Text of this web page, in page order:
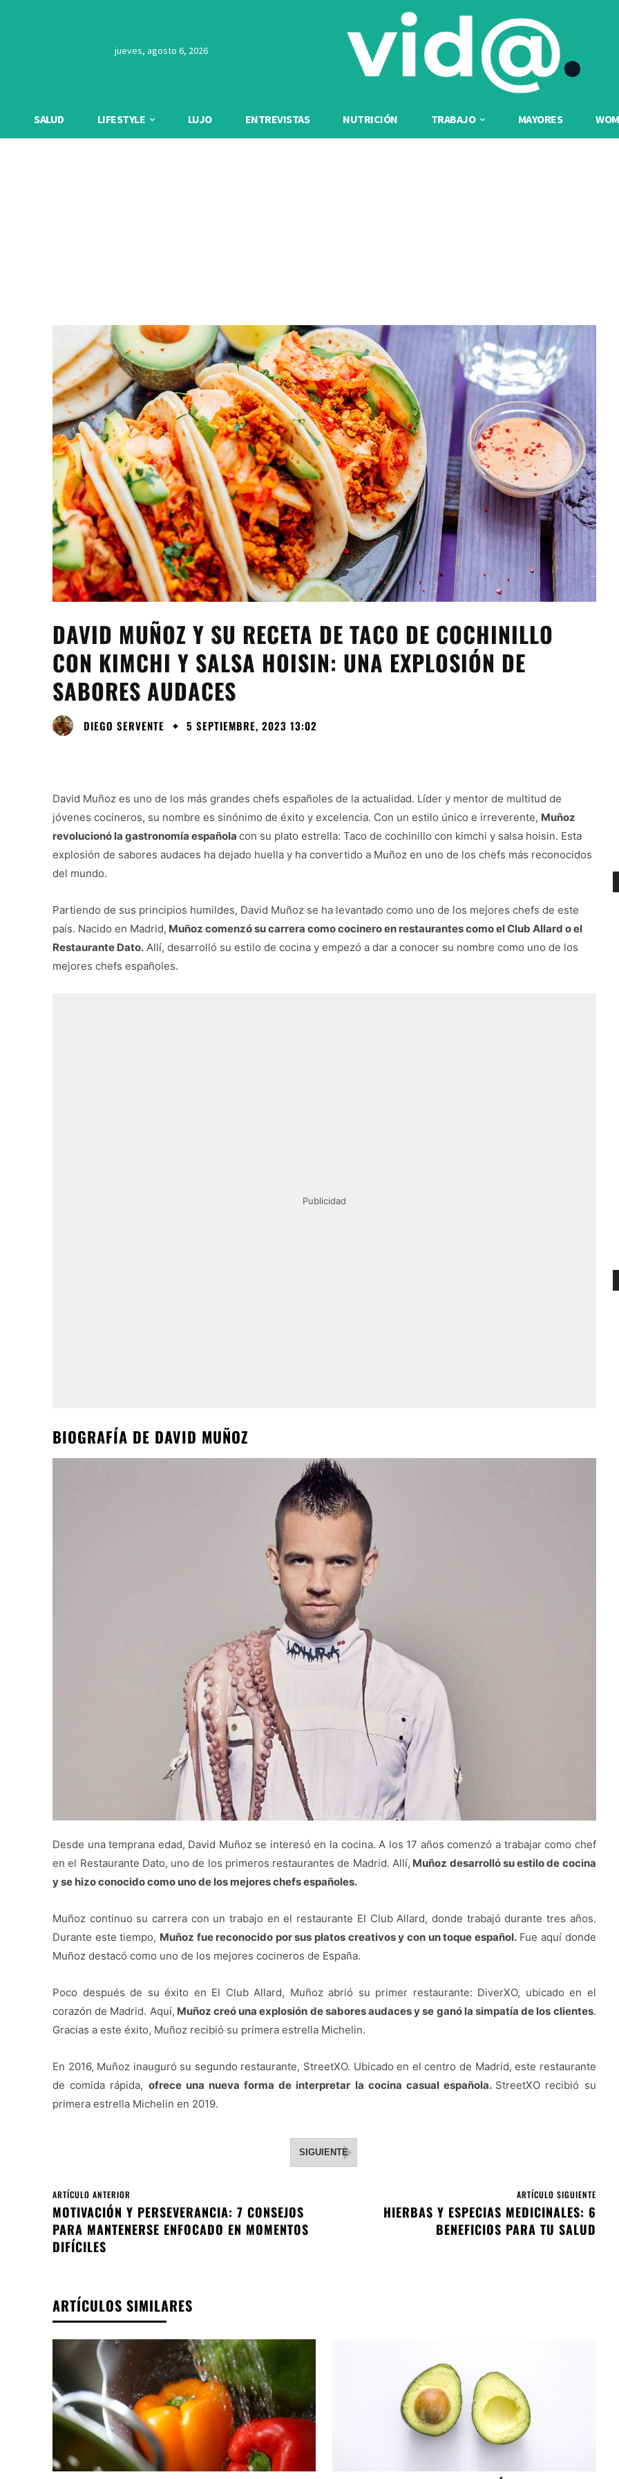
jueves, agosto 6, 2026
SALUD LIFESTYLE LUJO ENTREVISTAS NUTRICIÓN TRABAJO MAYORES
DAVID MUÑOZ Y SU RECETA DE TACO DE COCHINILLO
CON KIMCHI Y SALSA HOISIN: UNA EXPLOSIÓN DE
SABORES AUDACES
DIEGO SERVENTE 5 SEPTIEMBRE, 2023 13:02
David Muñoz es uno de los más grandes chefs españoles de la actualidad. Líder y mentor de multitud de
jóvenes cocineros, su nombre es sinónimo de éxito y excelencia. Con un estilo único e irreverente, Muñoz
revolucionó la gastronomía española con su plato estrella: Taco de cochinillo con kimchi y salsa hoisin. Esta
explosión de sabores audaces ha dejado huella y ha convertido a Muñoz en uno de los chefs más reconocidos
del mundo.
Partiendo de sus principios humildes, David Muñoz se ha levantado como uno de los mejores chefs de este
país. Nacido en Madrid, Muñoz comenzó su carrera como cocinero en restaurantes como el Club Allard o el
Restaurante Dato. Allí, desarrolló su estilo de cocina y empezó a dar a conocer su nombre como uno de los
mejores chefs españoles.
Publicidad
BIOGRAFÍA DE DAVID MUÑOZ
Desde una temprana edad, David Muñoz se interesó en la cocina. A los 17 años comenzó a trabajar como chef
en el Restaurante Dato, uno de los primeros restaurantes de Madrid. Allí, Muñoz desarrolló su estilo de cocina
y se hizo conocido como uno de los mejores chefs españoles.
Muñoz continuo su carrera con un trabajo en el restaurante El Club Allard, donde trabajó durante tres años.
Durante este tiempo, Muñoz fue reconocido por sus platos creativos y con un toque español.Fue aquí donde
Muñoz destacó como uno de los mejores cocineros de España.
Poco después de su éxito en El Club Allard, Muñoz abrió su primer restaurante: DiverXO, ubicado en el
corazón de Madrid. Aquí, Muñoz creó una explosión de sabores audaces y se ganó la simpatía de los clientes.
Gracias a este éxito, Muñoz recibió su primera estrella Michelin.
En 2016, Muñoz inauguró su segundo restaurante, StreetXO. Ubicado en el centro de Madrid, este restaurante
de comida rápida, ofrece una nueva forma de interpretar la cocina casual española. StreetXO recibió su
primera estrella Michelin en 2019.
SIGUIENTE
ARTÍCULO ANTERIOR
MOTIVACIÓN Y PERSEVERANCIA: 7 CONSEJOS
PARA MANTENERSE ENFOCADO EN MOMENTOS
DIFÍCILES
ARTÍCULO SIGUIENTE
HIERBAS Y ESPECIAS MEDICINALES: 6
BENEFICIOS PARA TU SALUD
ARTÍCULOS SIMILARES